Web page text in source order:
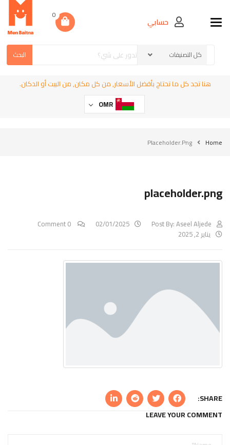
Toggle navigationحسابي
0
البحث
هنا تجد كل ما تحتاج بأفضل الأسعار, من كل مكان, من البيت أو الدكان.
OMR
Home
Placeholder.png
placeholder.png
Post By:Aseel Aljede
02/01/2025
يناير 2, 2025
SHARE:
LEAVE YOUR COMMENT